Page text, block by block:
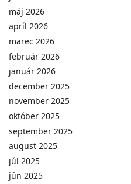
máj 2026
apríl 2026
marec 2026
február 2026
január 2026
december 2025
november 2025
október 2025
september 2025
august 2025
júl 2025
jún 2025